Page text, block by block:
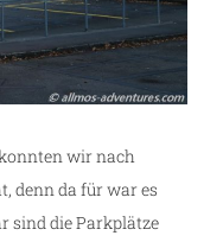
wir nach
denn da für war es
sind die Parkplätze